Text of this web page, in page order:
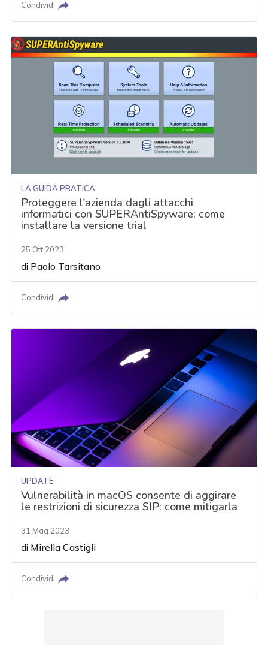
Condividi
LA GUIDA PRATICA
Proteggere l'azienda dagli attacchi
informatici con SUPERAntiSpyware: come
installare la versione trial
25 Ott 2023
di Paolo Tarsitano
Condividi
UPDATE
Vulnerabilità in macOS consente di aggirare
le restrizioni di sicurezza SIP: come mitigarla
31 Mag 2023
di Mirella Castigli
Condividi